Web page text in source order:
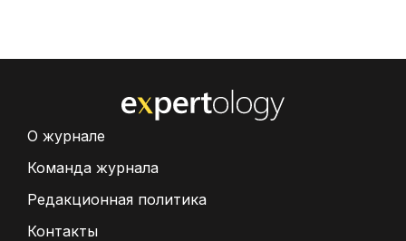
О журнале
Команда журнала
Редакционная политика
Контакты